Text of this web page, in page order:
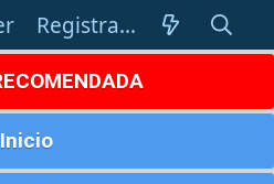
Registrarse
Inicio